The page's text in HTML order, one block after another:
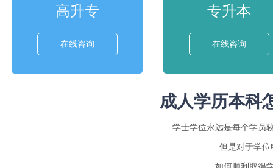
高升专
在线咨询
专升本
在线咨询
成人学历本科
学士学位永远是每个学员
但是对于学